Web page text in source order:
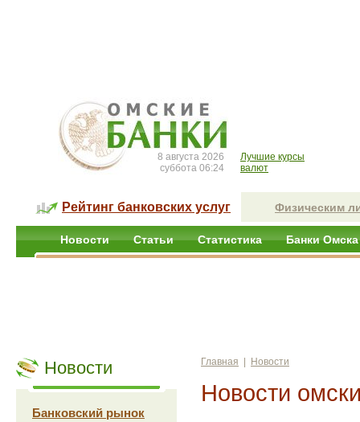
8 августа 2026
суббота 06:24
Лучшие курсы
валют
Рейтинг банковских услуг Физическим
Новости Статьи Статистика Банки Омска
Новости
Банковский рынок
Главная Новости
Новости